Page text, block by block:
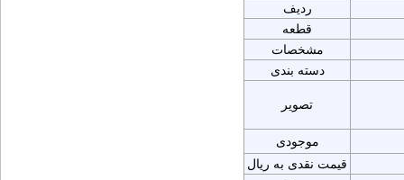
ردیف
قطعه
مشخصات
دسته بندی
تصویر
موجودی
قیمت نقدی به ریال